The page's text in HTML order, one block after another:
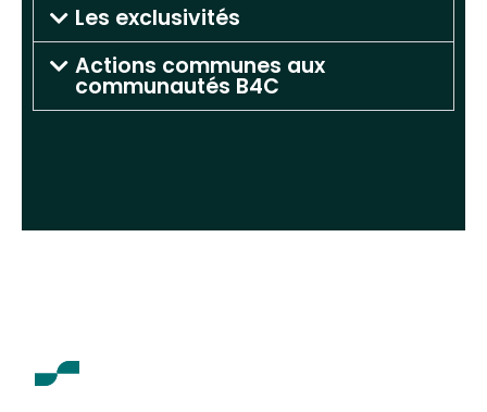
Les exclusivités
Actions communes aux
communautés B4C